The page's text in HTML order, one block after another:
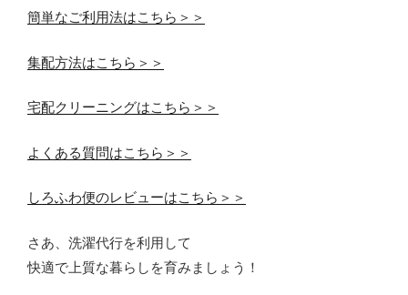
簡単なご利用法はこちら＞＞
集配方法はこちら＞＞
宅配クリーニングはこちら＞＞
よくある質問はこちら＞＞
しろふわ便のレビューはこちら＞＞
さあ、洗濯代行を利用して
快適で上質な暮らしを育みましょう！